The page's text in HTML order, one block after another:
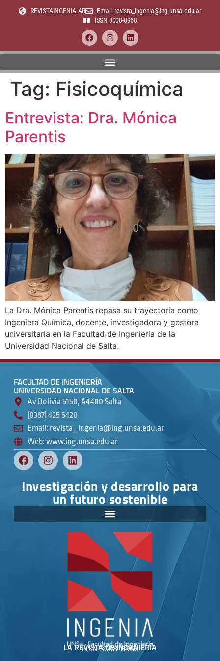
REVISTAINGENIA.AR
Email: revista_ingenia@ing.unsa.edu.ar
ISSN 3008-8968
Tag: Fisicoquímica
Entrevista: Dra. Mónica
Parentis
La Dra. Mónica Parentis repasa su trayectoria como
Ingeniera Química, docente, investigadora y gestora
universitaria en la Facultad de Ingeniería de la
Universidad Nacional de Salta.
FACULTAD DE INGENIERÍA
UNIVERSIDAD NACIONAL DE SALTA
Av Bolivia 5150, A4400 Salta
(0387) 425 5420
Email: revista_ingenia@ing.unsa.edu.ar
Web: www.ing.unsa.edu.ar
Investigación y desarrollo para
un futuro sostenible
LA REVISTA DE INGENIERÍA
ISSN 3008-8968